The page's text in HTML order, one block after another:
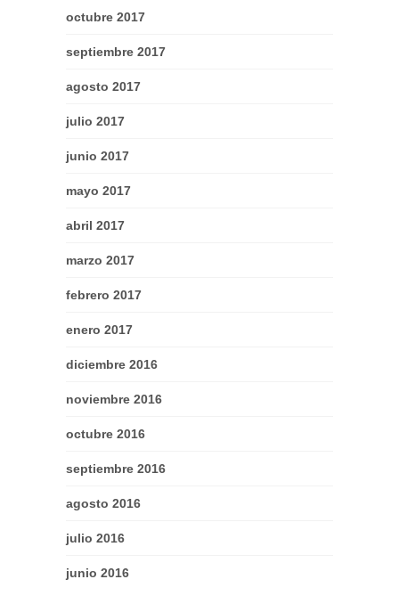
octubre 2017
septiembre 2017
agosto 2017
julio 2017
junio 2017
mayo 2017
abril 2017
marzo 2017
febrero 2017
enero 2017
diciembre 2016
noviembre 2016
octubre 2016
septiembre 2016
agosto 2016
julio 2016
junio 2016